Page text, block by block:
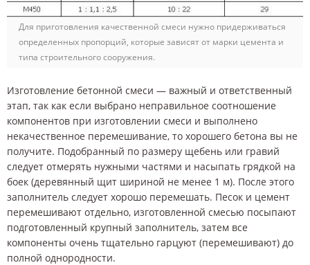
Для приготовления качественной смеси нужно придерживаться
определенных пропорций, которые зависят от марки цемента и
типа строительного сооружения.
Изготовление бетонной смеси — важный и ответственный
этап, так как если выбрано неправильное соотношение
компонентов при изготовлении смеси и выполнено
некачественное перемешивание, то хорошего бетона вы не
получите. Подобранный по размеру щебень или гравий
следует отмерять нужными частями и насыпать грядкой на
боек (деревянный щит шириной не менее 1 м). После этого
заполнитель следует хорошо перемешать. Песок и цемент
перемешивают отдельно, изготовленной смесью посыпают
подготовленный крупный заполнитель, затем все
компоненты очень тщательно гарцуют (перемешивают) до
полной однородности.